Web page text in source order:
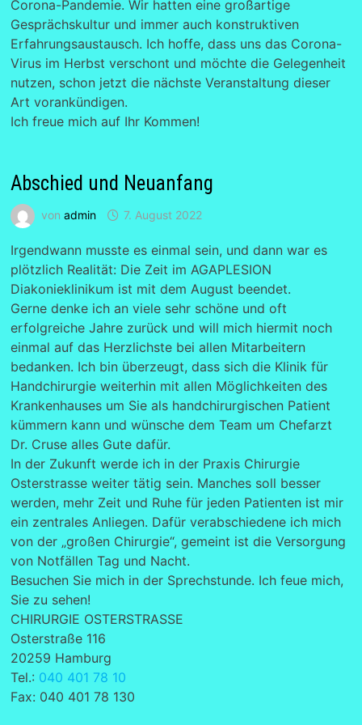
Corona-Pandemie. Wir hatten eine großartige
Gesprächskultur und immer auch konstruktiven
Erfahrungsaustausch. Ich hoffe, dass uns das Corona-
Virus im Herbst verschont und möchte die Gelegenheit
nutzen, schon jetzt die nächste Veranstaltung dieser
Art vorankündigen.
Ich freue mich auf Ihr Kommen!
Abschied und Neuanfang
von admin 7. August 2022
Irgendwann musste es einmal sein, und dann war es
plötzlich Realität: Die Zeit im AGAPLESION
Diakonieklinikum ist mit dem August beendet.
Gerne denke ich an viele sehr schöne und oft
erfolgreiche Jahre zurück und will mich hiermit noch
einmal auf das Herzlichste bei allen Mitarbeitern
bedanken. Ich bin überzeugt, dass sich die Klinik für
Handchirurgie weiterhin mit allen Möglichkeiten des
Krankenhauses um Sie als handchirurgischen Patient
kümmern kann und wünsche dem Team um Chefarzt
Dr. Cruse alles Gute dafür.
In der Zukunft werde ich in der Praxis Chirurgie
Osterstrasse weiter tätig sein. Manches soll besser
werden, mehr Zeit und Ruhe für jeden Patienten ist mir
ein zentrales Anliegen. Dafür verabschiedene ich mich
von der „großen Chirurgie“, gemeint ist die Versorgung
von Notfällen Tag und Nacht.
Besuchen Sie mich in der Sprechstunde. Ich feue mich,
Sie zu sehen!
CHIRURGIE OSTERSTRASSE
Osterstraße 116
20259 Hamburg
Tel.: 040 401 78 10
Fax: 040 401 78 130